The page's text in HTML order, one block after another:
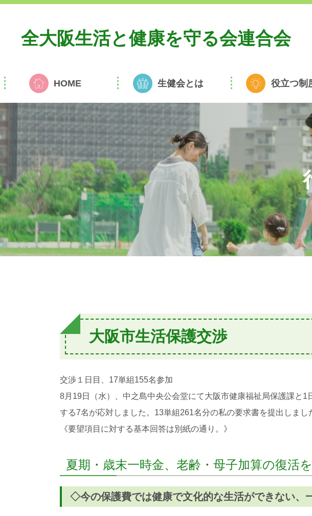
全大阪生活と健康を守る会連合会
HOME 生健会とは 役立つ制
大阪市生活保護交渉
交渉１日目、17単組155名参加
8月19日（水）、中之島中央公会堂にて大阪市健康福祉局保護課と
する7名が応対しました。13単組261名分の私の要求書を提出しまし
《要望項目に対する基本回答は別紙の通り。》
夏期・歳末一時金、老齢・母子加算の復活
◇今の保護費では健康で文化的な生活ができない、